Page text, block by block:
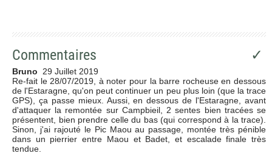
Commentaires ✓
Bruno
29 Juillet 2019
Re-fait le 28/07/2019, à noter pour la barre rocheuse en dessous
de l'Estaragne, qu'on peut continuer un peu plus loin (que la trace
GPS), ça passe mieux. Aussi, en dessous de l'Estaragne, avant
d'attaquer la remontée sur Campbieil, 2 sentes bien tracées se
présentent, bien prendre celle du bas (qui correspond à la trace).
Sinon, j'ai rajouté le Pic Maou au passage, montée très pénible
dans un pierrier entre Maou et Badet, et escalade finale très
tendue.